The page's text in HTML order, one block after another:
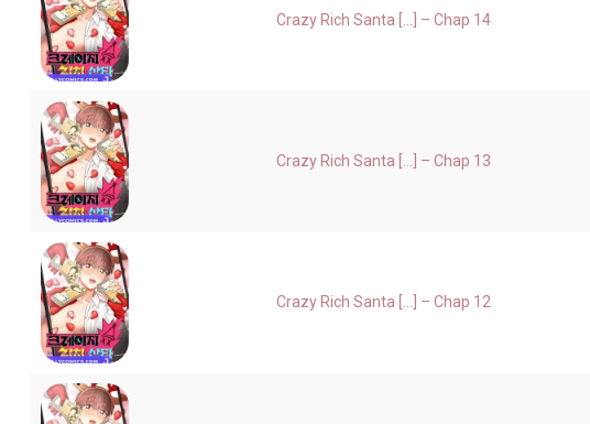
Crazy Rich Santa [...] – Chap 14
Crazy Rich Santa [...] – Chap 13
Crazy Rich Santa [...] – Chap 12